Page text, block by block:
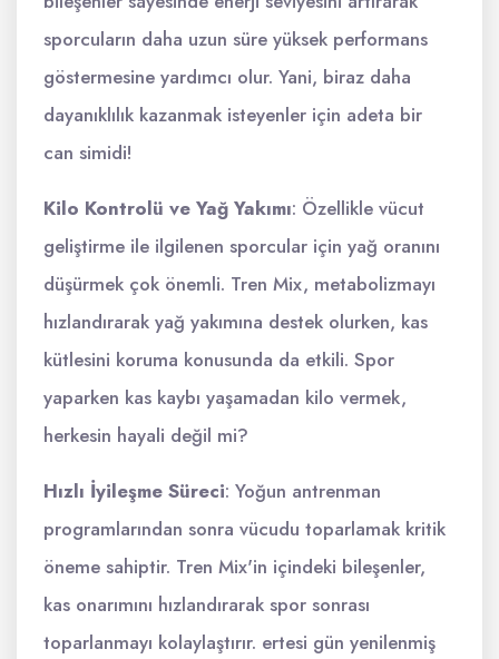
sporcuların daha uzun süre yüksek performans
göstermesine yardımcı olur. Yani, biraz daha
dayanıklılık kazanmak isteyenler için adeta bir
can simidi!
Kilo Kontrolü ve Yağ Yakımı: Özellikle vücut
geliştirme ile ilgilenen sporcular için yağ oranını
düşürmek çok önemli. Tren Mix, metabolizmayı
hızlandırarak yağ yakımına destek olurken, kas
kütlesini koruma konusunda da etkili. Spor
yaparken kas kaybı yaşamadan kilo vermek,
herkesin hayali değil mi?
Hızlı İyileşme Süreci: Yoğun antrenman
programlarından sonra vücudu toparlamak kritik
öneme sahiptir. Tren Mix'in içindeki bileşenler,
kas onarımını hızlandırarak spor sonrası
toparlanmayı kolaylaştırır. ertesi gün yenilenmiş